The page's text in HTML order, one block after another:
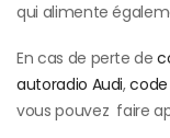
qui alimente
En cas de perte de
autoradio Audi,code
vous pouvez faire